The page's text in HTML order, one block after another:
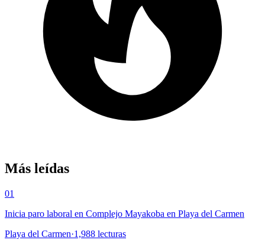
Más leídas
01
Inicia paro laboral en Complejo Mayakoba en Playa del Carmen
Playa del Carmen·1,988 lecturas